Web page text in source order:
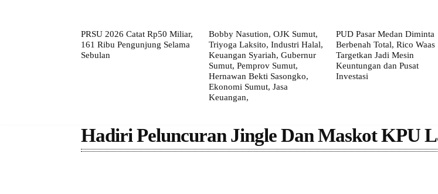
PRSU 2026 Catat Rp50 Miliar,
161 Ribu Pengunjung Selama
Sebulan
Bobby Nasution, OJK Sumut,
Triyoga Laksito, Industri Halal,
Keuangan Syariah, Gubernur
Sumut, Pemprov Sumut,
Hernawan Bekti Sasongko,
Ekonomi Sumut, Jasa
Keuangan,
PUD Pasar Medan Diminta
Berbenah Total, Rico Waas
Targetkan Jadi Mesin
Keuntungan dan Pusat
Investasi
Hadiri Peluncuran Jingle Dan Maskot KPU